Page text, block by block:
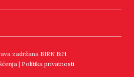
zadržana BIRN BiH.
| Politika privatnosti